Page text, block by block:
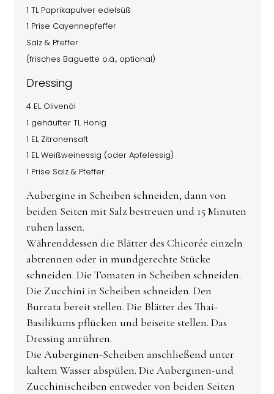
1 TL Paprikapulver edelsüß
1 Prise Cayennepfeffer
Salz & Pfeffer
(frisches Baguette o.ä., optional)
Dressing
4 EL Olivenöl
1 gehäufter TL Honig
1 EL Zitronensaft
1 EL Weißweinessig (oder Apfelessig)
1 Prise Salz & Pfeffer
Aubergine in Scheiben schneiden, dann von
beiden Seiten mit Salz bestreuen und 15 Minuten
ruhen lassen.
Währenddessen die Blätter des Chicorée einzeln
abtrennen oder in mundgerechte Stücke
schneiden. Die Tomaten in Scheiben schneiden.
Die Zucchini in Scheiben schneiden. Den
Burrata bereit stellen. Die Blätter des Thai-
Basilikums pflücken und beiseite stellen. Das
Dressing anrühren.
Die Auberginen-Scheiben anschließend unter
kaltem Wasser abspülen. Die Auberginen-und
Zucchinischeiben entweder von beiden Seiten